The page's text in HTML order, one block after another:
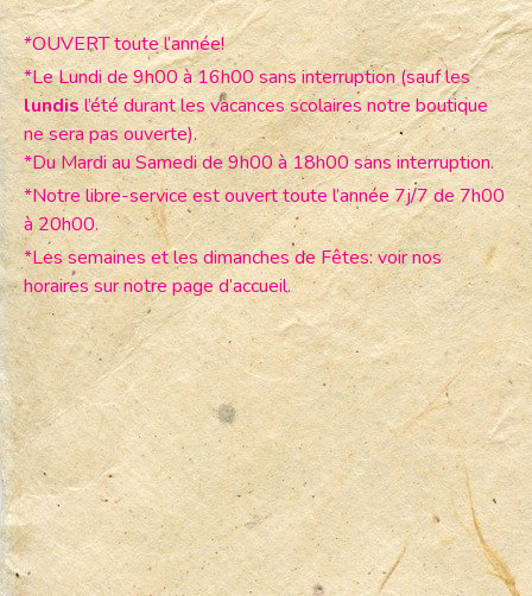
*OUVERT toute l’année!
*Le Lundi de 9h00 à 16h00 sans interruption (sauf les
lundisl’été durant les vacances scolaires notre boutique
ne sera pas ouverte).
*Du Mardi au Samedi de 9h00 à 18h00 sans interruption.
*Notre libre-service est ouvert toute l’année 7j/7 de 7h00
à 20h00.
*Les semaines et les dimanches de Fêtes: voir nos
horaires sur notre page d’accueil.